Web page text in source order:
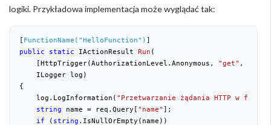
logiki. Przykładowa implementacja może wyglądać tak:
[ FunctionName( "HelloFunction" ) ]
public
static IActionResult Run (
    [HttpTrigger(AuthorizationLevel.Anonymous,
"get" ,
    ILogger log)
{
    log.LogInformation(
"Przetwarzanie żądania HTTP w
string name = req.Query[ "name" ];
if ( string .IsNullOrEmpty(name))